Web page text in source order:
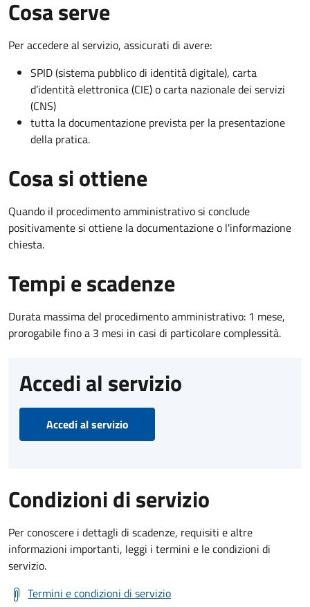
Cosa serve
Per accedere al servizio, assicurati di avere:
SPID (sistema pubblico di identità digitale), carta
d’identità elettronica (CIE) o carta nazionale dei servizi
(CNS)
tutta la documentazione prevista per la presentazione
della pratica.
Cosa si ottiene
Quando il procedimento amministrativo si conclude
positivamente si ottiene la documentazione o l'informazione
chiesta.
Tempi e scadenze
Durata massima del procedimento amministrativo: 1 mese,
prorogabile fino a 3 mesi in casi di particolare complessità.
Accedi al servizio
Accedi al servizio
Condizioni di servizio
Per conoscere i dettagli di scadenze, requisiti e altre
informazioni importanti, leggi i termini e le condizioni di
servizio.
Termini e condizioni di servizio